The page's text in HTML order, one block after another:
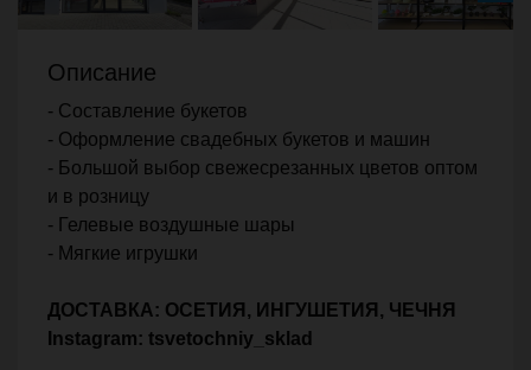
Описание
- Составление букетов
- Оформление свадебных букетов и машин
- Большой выбор свежесрезанных цветов оптом
и в розницу
- Гелевые воздушные шары
- Мягкие игрушки
ДОСТАВКА: ОСЕТИЯ, ИНГУШЕТИЯ, ЧЕЧНЯ
Instagram: tsvetochniy_sklad